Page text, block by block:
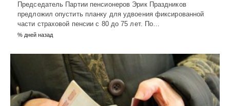
Председатель Партии пенсионеров Эрик Праздников
предложил опустить планку для удвоения фиксированной
части страховой пенсии с 80 до 75 лет. По…
% дней назад